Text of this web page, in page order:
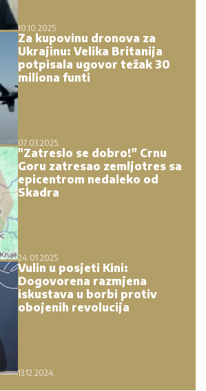
10.10.2025.
Za kupovinu dronova za
Ukrajinu: Velika Britanija
potpisala ugovor težak 30
miliona funti
07.03.2025.
"Zatreslo se dobro!" Crnu
Goru zatresao zemljotres sa
epicentrom nedaleko od
Skadra
24.01.2025.
Vulin u posjeti Kini:
Dogovorena razmjena
iskustava u borbi protiv
obojenih revolucija
13.12.2024.